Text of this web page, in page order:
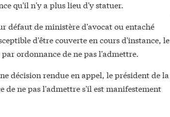
qu'il n'y a plus lieu d'y statuer.
défaut de ministère d'avocat ou entaché
d'être couverte en cours d'instance, le
ordonnance de ne pas l'admettre.
décision rendue en appel, le président de la
de ne pas l'admettre s'il est manifestement